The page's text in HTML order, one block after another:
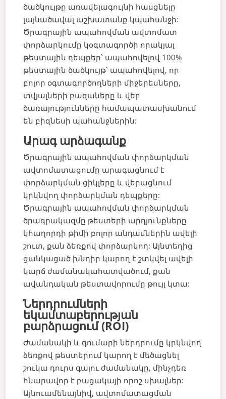
ծածկույթը առավելագույնի հասցնելը
լայնածավալ աշխատանք կպահանջի:
Ծրագրային ապահովման ավտոմատ
փորձարկումը կօգտագործի որակյալ
թեստային դեպքեր՝ ապահովելով 100%
թեստային ծածկույթ՝ ապահովելով, որ
բոլոր օգտագործողների միջերեսները,
տվյալների բազաները և վեբ
ծառայությունները համապատասխանում
են բիզնեսի պահանջներին:
Արագ արձագանք
Ծրագրային ապահովման փորձարկման
ավտոմատացումը արագացնում է
փորձարկման ցիկլերը և վերացնում
կրկնվող փորձարկման դեպքերը:
Ծրագրային ապահովման փորձարկման
ծրագրակազմը թեստերի արդյունքները
կհաղորդի թիմի բոլոր անդամներին ավելի
շուտ, քան ձեռքով փորձարկող: Այնտեղից
ցանկացած խնդիր կարող է շտկվել ավելի
կարճ ժամանակահատվածում, քան
ավանդական թեստավորումը թույլ կտա:
Ներդրումների
եկամտաբերության
բարձրացում (ROI)
Ժամանակի և գումարի ներդրումը կրկնվող
ձեռքով թեստերում կարող է մեծացնել
շուկա դուրս գալու ժամանակը, մինչդեռ
հնարավոր է բացակայի որոշ սխալներ:
Այնուամենայնիվ, ավտոմատացման